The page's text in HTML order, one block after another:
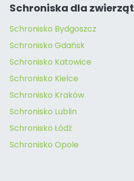
Schroniska dla zwierząt
Schronisko Bydgoszcz
Schronisko Gdańsk
Schronisko Katowice
Schronisko Kielce
Schronisko Kraków
Schronisko Lublin
Schronisko Łódź
Schronisko Opole